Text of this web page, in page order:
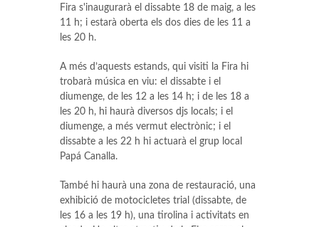
Fira s'inaugurarà el dissabte 18 de maig, a les
11 h; i estarà oberta els dos dies de les 11 a
les 20 h.
A més d’aquests estands, qui visiti la Fira hi
trobarà música en viu: el dissabte i el
diumenge, de les 12 a les 14 h; i de les 18 a
les 20 h, hi haurà diversos djs locals; i el
diumenge, a més vermut electrònic; i el
dissabte a les 22 h hi actuarà el grup local
Papá Canalla.
També hi haurà una zona de restauració, una
exhibició de motocicletes trial (dissabte, de
les 16 a les 19 h), una tirolina i activitats en